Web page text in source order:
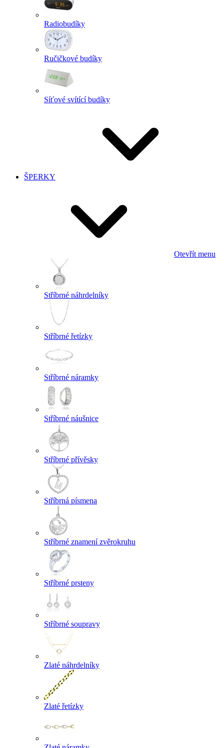
Radiobudíky
Ručičkové budíky
Síťové svítící budíky
ŠPERKY
Otevřít menu
Stříbrné náhrdelníky
Stříbrné řetízky
Stříbrné náramky
Stříbrné náušnice
Stříbrné přívěsky
Stříbrná písmena
Stříbrné znamení zvěrokruhu
Stříbrné prsteny
Stříbrné soupravy
Zlaté náhrdelníky
Zlaté řetízky